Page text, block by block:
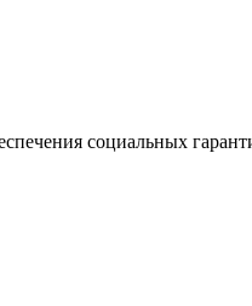
социальных